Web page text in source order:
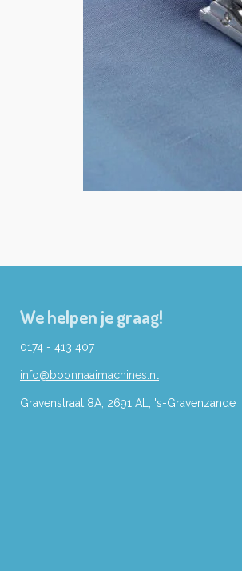
We helpen je graag!
0174 - 413 407
info@boonnaaimachines.nl
Gravenstraat 8A, 2691 AL, 's-Gravenzande